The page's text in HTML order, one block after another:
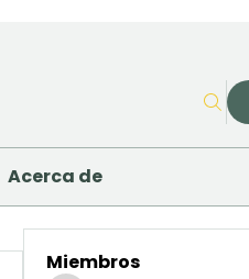
Acerca de
Miembros